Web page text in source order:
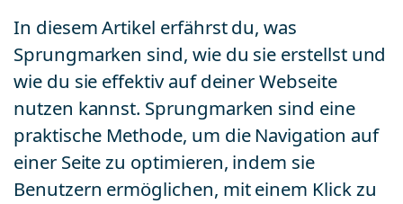
In diesem Artikel erfährst du, was
Sprungmarken sind, wie du sie erstellst und
wie du sie effektiv auf deiner Webseite
nutzen kannst. Sprungmarken sind eine
praktische Methode, um die Navigation auf
einer Seite zu optimieren, indem sie
Benutzern ermöglichen, mit einem Klick zu